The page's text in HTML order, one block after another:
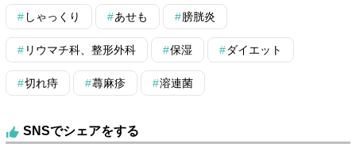
しゃっくり あせも 膀胱炎
リウマチ科、整形外科 保湿 ダイエット
切れ痔 蕁麻疹 溶連菌
SNSでシェアをする